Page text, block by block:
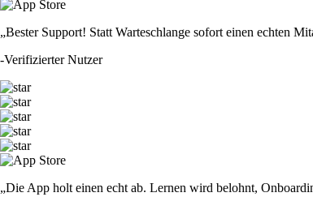
„Bester Support! Statt Warteschlange sofort einen echten
-Verifizierter Nutzer
„Die App holt einen echt ab. Lernen wird belohnt,